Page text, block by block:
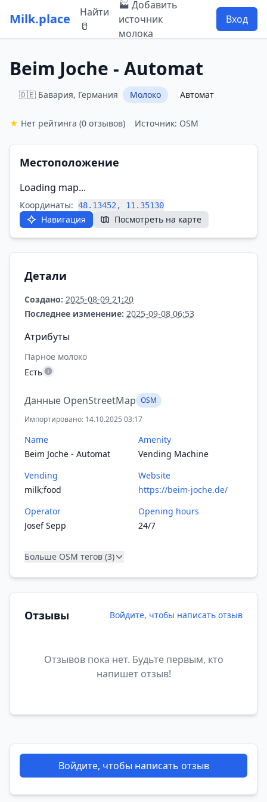
Milk.place
Найти
🥛
🏭 Добавить
источник
молока
Вход
Beim Joche - Automat
🇩🇪 Бавария, Германия Молоко Автомат
★ Нет рейтинга (0 отзывов) Источник: OSM
Местоположение
Loading map...
Координаты: 48.13452, 11.35130
Навигация Посмотреть на карте
Детали
Создано: 2025-08-09 21:20
Последнее изменение: 2025-09-08 06:53
Атрибуты
Парное молоко
Есть
Данные OpenStreetMap OSM
Импортировано: 14.10.2025 03:17
Name
Beim Joche - Automat
Amenity
Vending Machine
Vending
milk;food
Website
https://beim-joche.de/
Operator
Josef Sepp
Opening hours
24/7
Больше OSM тегов (3)
Отзывы Войдите, чтобы написать отзыв
Отзывов пока нет. Будьте первым, кто
напишет отзыв!
Войдите, чтобы написать отзыв